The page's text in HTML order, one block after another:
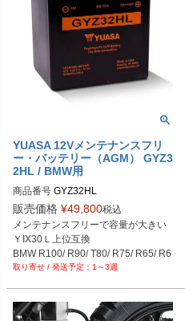
YUASA 12Vメンテナンスフリ
ー・バッテリー（AGM） GYZ3
2HL / BMW用
商品番号
販売価格 ¥49,800税込
メンテナンスフリーで容量が大きい
ＹIX30Ｌ上位互換
BMW R100/ R90/ T80/ R75/ R65/ R6
0
1～3週